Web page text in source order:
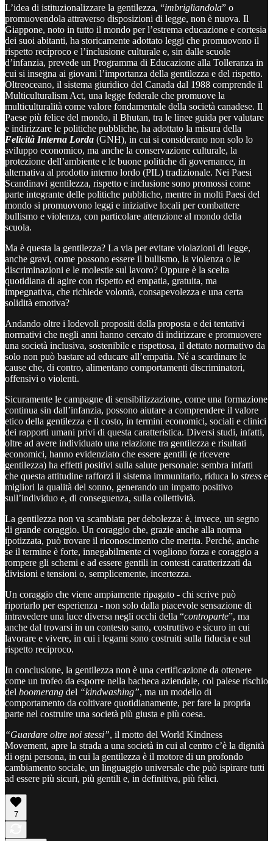
L’idea di istituzionalizzare la gentilezza, “imbrigliandola” o
promuovendola attraverso disposizioni di legge, non è nuova. Il
Giappone, noto in tutto il mondo per l’estrema educazione e cortesia
dei suoi abitanti, ha storicamente adottato leggi che promuovono il
rispetto reciproco e l’inclusione culturale e, sin dalle scuole
d’infanzia, prevede un Programma di Educazione alla Tolleranza in
cui si insegna ai giovani l’importanza della gentilezza e del rispetto.
Oltreoceano, il sistema giuridico del Canada dal 1988 comprende il
Multiculturalism Act, una legge federale che promuove la
multiculturalità come valore fondamentale della società canadese. Il
Paese più felice del mondo, il Bhutan, tra le linee guida per valutare
e indirizzare le politiche pubbliche, ha adottato la misura della
Felicità Interna Lorda (GNH), in cui si considerano non solo lo
sviluppo economico, ma anche la conservazione culturale, la
protezione dell’ambiente e le buone politiche di governance, in
alternativa al prodotto interno lordo (PIL) tradizionale. Nei Paesi
Scandinavi gentilezza, rispetto e inclusione sono promossi come
parte integrante delle politiche pubbliche, mentre in molti Paesi del
mondo si promuovono leggi e iniziative locali per combattere
bullismo e violenza, con particolare attenzione al mondo della
scuola.
Ma è questa la gentilezza? La via per evitare violazioni di legge,
anche gravi, come possono essere il bullismo, la violenza o le
discriminazioni e le molestie sul lavoro? Oppure è la scelta
quotidiana di agire con rispetto ed empatia, gratuita, ma
impegnativa, che richiede volontà, consapevolezza e una certa
solidità emotiva?
Andando oltre i lodevoli propositi della proposta e dei tentativi
normativi che negli anni hanno cercato di indirizzare e promuovere
una società inclusiva, sostenibile e rispettosa, il dettato normativo da
solo non può bastare ad educare all’empatia. Né a scardinare le
cause che, di contro, alimentano comportamenti discriminatori,
offensivi o violenti.
Sicuramente le campagne di sensibilizzazione, come una formazione
continua sin dall’infanzia, possono aiutare a comprendere il valore
etico della gentilezza e il costo, in termini economici, sociali e clinici
dei rapporti umani privi di questa caratteristica. Diversi studi, infatti,
oltre ad avere individuato una relazione tra gentilezza e risultati
economici, hanno evidenziato che essere gentili (e ricevere
gentilezza) ha effetti positivi sulla salute personale: sembra infatti
che questa attitudine rafforzi il sistema immunitario, riduca lo stress e
migliori la qualità del sonno, generando un impatto positivo
sull’individuo e, di conseguenza, sulla collettività.
La gentilezza non va scambiata per debolezza: è, invece, un segno
di grande coraggio. Un coraggio che, grazie anche alla norma
ipotizzata, può trovare il riconoscimento che merita. Perché, anche
se il termine è forte, innegabilmente ci vogliono forza e coraggio a
rompere gli schemi e ad essere gentili in contesti caratterizzati da
divisioni e tensioni o, semplicemente, incertezza.
Un coraggio che viene ampiamente ripagato - chi scrive può
riportarlo per esperienza - non solo dalla piacevole sensazione di
intravedere una luce diversa negli occhi della “controparte”, ma
anche dal trovarsi in un contesto sano, costruttivo e sicuro in cui
lavorare e vivere, in cui i legami sono costruiti sulla fiducia e sul
rispetto reciproco.
In conclusione, la gentilezza non è una certificazione da ottenere
come un trofeo da esporre nella bacheca aziendale, col palese rischio
del boomerang del “kindwashing”, ma un modello di
comportamento da coltivare quotidianamente, per fare la propria
parte nel costruire una società più giusta e più coesa.
“Guardare oltre noi stessi”, il motto del World Kindness
Movement, apre la strada a una società in cui al centro c’è la dignità
di ogni persona, in cui la gentilezza è il motore di un profondo
cambiamento sociale, un linguaggio universale che può ispirare tutti
ad essere più sicuri, più gentili e, in definitiva, più felici.
7